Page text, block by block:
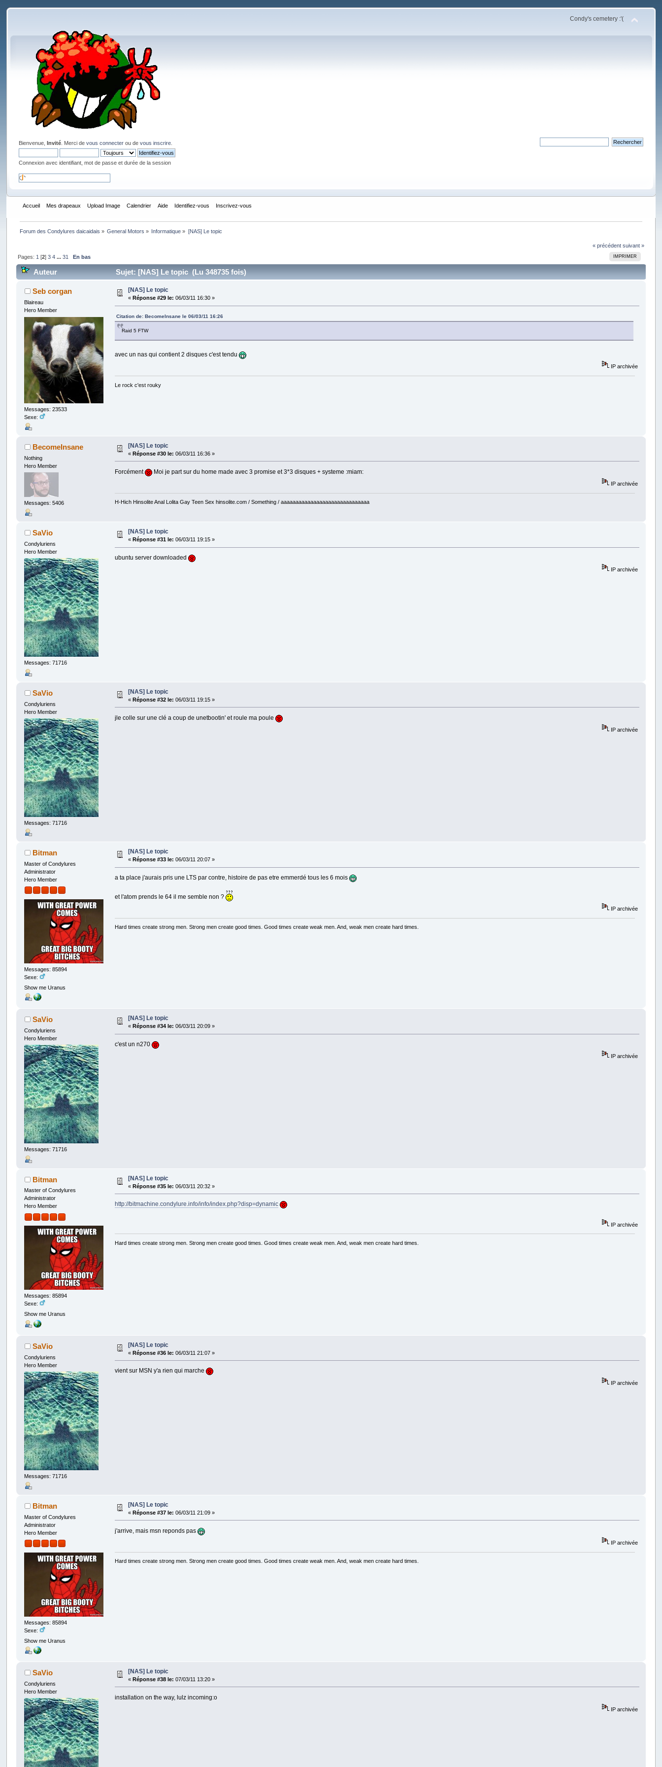
Condy's cemetery :'(
Bienvenue,Invité . Merci devous connecter ou devous inscrire
Connexion avec identifiant, mot de passe et durée de la session
Accueil Mes drapeaux Upload Image Calendrier Aide Identifiez-vous Inscrivez-vous
Forum des Condylures daicaidais » General Motors » Informatique » [NAS] Le topic
« précédent suivant »
IMPRIMER
Pages: 1 [2] 3 4 ... 31 En bas
Auteur Sujet: [NAS] Le topic (Lu 348735 fois)
Seb corgan
Blaireau
Hero Member
Messages: 23533
Sexe:
[NAS] Le topic
« Réponse #29 le: 06/03/11 16:30 »
Citation de: BecomeInsane le 06/03/11 16:26
Raid 5 FTW
avec un nas qui contient 2 disques c'est tendu
IP archivée
Le rock c'est rouky
BecomeInsane
Nothing
Hero Member
Messages: 5406
[NAS] Le topic
«Réponse #30 le: 06/03/11 16:36 »
Forcément Moi je part sur du home made avec 3 promise et 3*3 disques + systeme :miam:
IP archivée
H-Hich Hinsolite Anal Lolita Gay Teen Sex hinsolite.com / Something / aaaaaaaaaaaaaaaaaaaaaaaaaaaaaa
SaVio
Condyluriens
Hero Member
Messages: 71716
[NAS] Le topic
«Réponse #31 le: 06/03/11 19:15 »
ubuntu server downloaded
IP archivée
SaVio
Condyluriens
Hero Member
Messages: 71716
[NAS] Le topic
«Réponse #32 le: 06/03/11 19:15 »
jle colle sur une clé a coup de unetbootin' et roule ma poule
IP archivée
Bitman
Master of Condylures
Administrator
Hero Member
Messages: 85894
Sexe:
Show me Uranus
[NAS] Le topic
«Réponse #33 le: 06/03/11 20:07 »
a ta place j'aurais pris une LTS par contre, histoire de pas etre emmerdé tous les 6 mois
et l'atom prends le 64 il me semble non ?
IP archivée
Hard times create strong men. Strong men create good times. Good times create weak men. And, weak men create hard times.
SaVio
Condyluriens
Hero Member
Messages: 71716
[NAS] Le topic
«Réponse #34 le: 06/03/11 20:09 »
c'est un n270
IP archivée
Bitman
Master of Condylures
Administrator
Hero Member
Messages: 85894
Sexe:
Show me Uranus
[NAS] Le topic
«Réponse #35 le: 06/03/11 20:32 »
http://bitmachine.condylure.info/info/index.php?disp=dynamic
IP archivée
Hard times create strong men. Strong men create good times. Good times create weak men. And, weak men create hard times.
SaVio
Condyluriens
Hero Member
Messages: 71716
[NAS] Le topic
«Réponse #36 le: 06/03/11 21:07 »
vient sur MSN y'a rien qui marche
IP archivée
Bitman
Master of Condylures
Administrator
Hero Member
Messages: 85894
Sexe:
Show me Uranus
[NAS] Le topic
«Réponse #37 le: 06/03/11 21:09 »
j'arrive, mais msn reponds pas
IP archivée
Hard times create strong men. Strong men create good times. Good times create weak men. And, weak men create hard times.
SaVio
Condyluriens
Hero Member
[NAS] Le topic
«Réponse #38 le: 07/03/11 13:20 »
installation on the way, lulz incoming:o
IP archivée